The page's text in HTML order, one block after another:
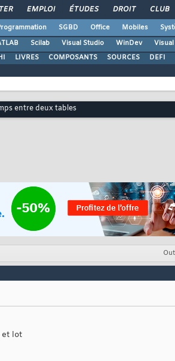
EMPLOI ÉTUDES DROIT CLUB
SGBD Office Mobiles
Scilab Visual Studio WinDev
LIVRES COMPOSANTS SOURCES DEFI
entre deux tables
et lot